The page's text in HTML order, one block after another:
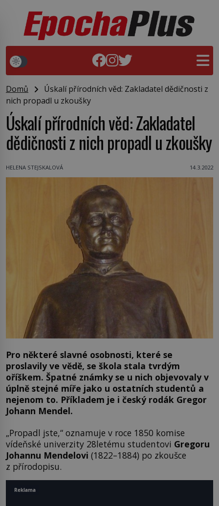
Domů
Úskalí přírodních věd: Zakladatel dědičnosti z
nich propadl u zkoušky
Úskalí přírodních věd: Zakladatel
dědičnosti z nich propadl u zkoušky
HELENA STEJSKALOVÁ 14.3.2022
Pro některé slavné osobnosti, které se
proslavily ve vědě, se škola stala tvrdým
oříškem. Špatné známky se u nich objevovaly v
úplně stejné míře jako u ostatních studentů a
nejenom to. Příkladem je i český rodák Gregor
Johann Mendel.
„Propadl jste,“ oznamuje v roce 1850 komise
vídeňské univerzity 28letému studentovi Gregoru
Johannu Mendelovi (1822–1884) po zkoušce
z přírodopisu.
Reklama